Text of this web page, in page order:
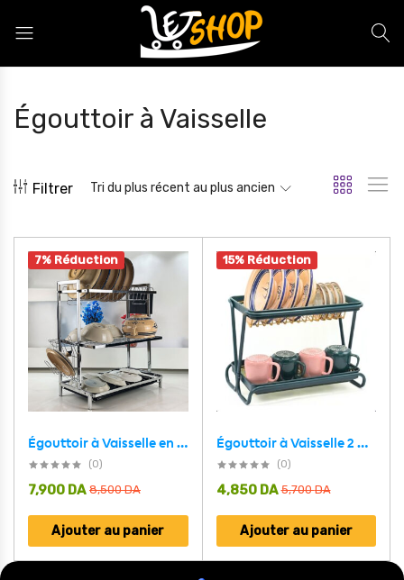
Égouttoir à Vaisselle
Filtrer Tri du plus récent au plus ancien
7% Réduction
Égouttoir à Vaisselle en Acier Inoxydable à 3 Niveaux – رف تجفيف الأطباق بثلاثة مستويات
(0)
8,500DA
7,900 DA
Ajouter au panier
15% Réduction
Égouttoir à Vaisselle 2 Niveaux pour Comptoir de Cuisine – رف تجفيف الأطباق بطبقتين
(0)
5,700DA
4,850 DA
Ajouter au panier